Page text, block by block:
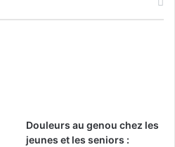
T
t
a
Douleurs au genou chez les
jeunes et les seniors :